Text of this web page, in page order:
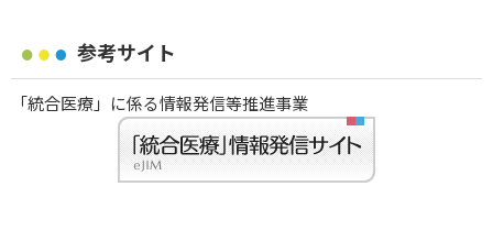
参考サイト
「統合医療」に係る情報発信等推進事業